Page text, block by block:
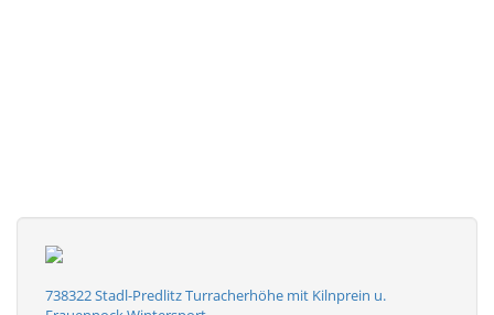
738322 Stadl-Predlitz Turracherhöhe mit Kilnprein u.